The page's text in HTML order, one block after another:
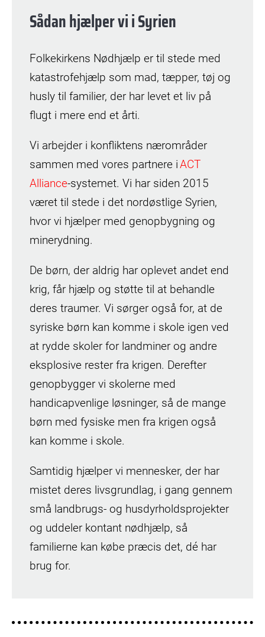
Sådan hjælper vi i Syrien
Folkekirkens Nødhjælp er til stede med
katastrofehjælp som mad, tæpper, tøj og
husly til familier, der har levet et liv på
flugt i mere end et årti.
Vi arbejder i konfliktens nærområder
sammen med vores partnere iACT
Alliance-systemet. Vi har siden 2015
været til stede i det nordøstlige Syrien,
hvor vi hjælper med genopbygning og
minerydning.
De børn, der aldrig har oplevet andet end
krig, får hjælp og støtte til at behandle
deres traumer. Vi sørger også for, at de
syriske børn kan komme i skole igen ved
at rydde skoler for landminer og andre
eksplosive rester fra krigen. Derefter
genopbygger vi skolerne med
handicapvenlige løsninger, så de mange
børn med fysiske men fra krigen også
kan komme i skole.
Samtidig hjælper vi mennesker, der har
mistet deres livsgrundlag, i gang gennem
små landbrugs- og husdyrholdsprojekter
og uddeler kontant nødhjælp, så
familierne kan købe præcis det, dé har
brug for.